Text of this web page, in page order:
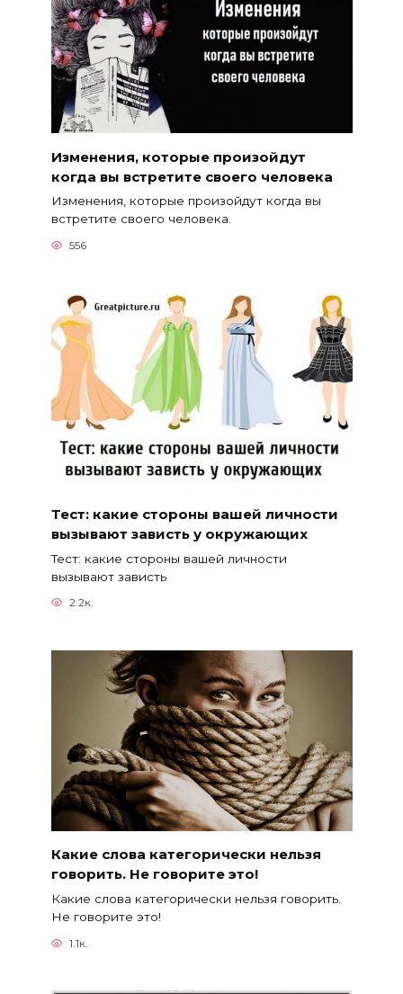
Изменения, которые произойдут
когда вы встретите своего человека
Изменения, которые произойдут когда вы
встретите своего человека.
556
Тест: какие стороны вашей личности
вызывают зависть у окружающих
Тест: какие стороны вашей личности
вызывают зависть
2.2к.
Какие слова категорически нельзя
говорить. Не говорите это!
Какие слова категорически нельзя говорить.
Не говорите это!
1.1к.